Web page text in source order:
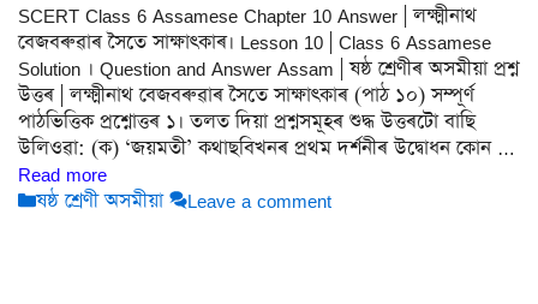
SCERT Class 6 Assamese Chapter 10 Answer | লক্ষ্মীনাথ
বেজবৰুৱাৰ সৈতে সাক্ষাৎকাৰ। Lesson 10 | Class 6 Assamese
Solution । Question and Answer Assam | ষষ্ঠ শ্ৰেণীৰ অসমীয়া প্ৰশ্ন
উত্তৰ | লক্ষ্মীনাথ বেজবৰুৱাৰ সৈতে সাক্ষাৎকাৰ (পাঠ ১০) সম্পূৰ্ণ
পাঠভিত্তিক প্ৰশ্নোত্তৰ ১। তলত দিয়া প্ৰশ্নসমূহৰ শুদ্ধ উত্তৰটো বাছি
উলিওৱা: (ক) ‘জয়মতী’ কথাছবিখনৰ প্ৰথম দৰ্শনীৰ উদ্বোধন কোন …
Read more
Categories
ষষ্ঠ শ্ৰেণী অসমীয়া Leave a comment